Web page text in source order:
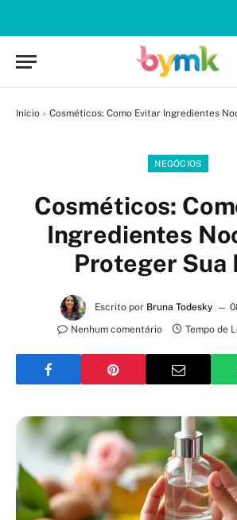
Início » Cosméticos: Como Evitar Ingredientes
NEGÓCIOS
Cosméticos:
Ingredientes
Proteger Sua
Escrito por Bruna Todesky
Nenhum comentário
Tempo de